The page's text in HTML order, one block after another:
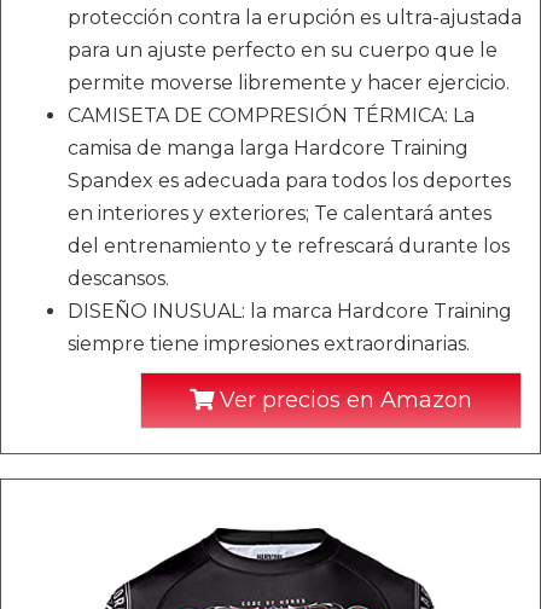
protección contra la erupción es ultra-ajustada
para un ajuste perfecto en su cuerpo que le
permite moverse libremente y hacer ejercicio.
CAMISETA DE COMPRESIÓN TÉRMICA: La
camisa de manga larga Hardcore Training
Spandex es adecuada para todos los deportes
en interiores y exteriores; Te calentará antes
del entrenamiento y te refrescará durante los
descansos.
DISEÑO INUSUAL: la marca Hardcore Training
siempre tiene impresiones extraordinarias.
Ver precios en Amazon